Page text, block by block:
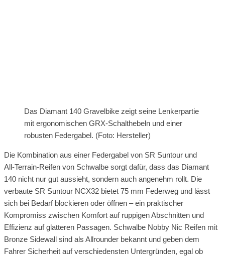
Das Diamant 140 Gravelbike zeigt seine Lenkerpartie
mit ergonomischen GRX-Schalthebeln und einer
robusten Federgabel. (Foto: Hersteller)
Die Kombination aus einer Federgabel von SR Suntour und
All‑Terrain‑Reifen von Schwalbe sorgt dafür, dass das Diamant
140 nicht nur gut aussieht, sondern auch angenehm rollt. Die
verbaute SR Suntour NCX32 bietet 75 mm Federweg und lässt
sich bei Bedarf blockieren oder öffnen – ein praktischer
Kompromiss zwischen Komfort auf ruppigen Abschnitten und
Effizienz auf glatteren Passagen. Schwalbe Nobby Nic Reifen mit
Bronze Sidewall sind als Allrounder bekannt und geben dem
Fahrer Sicherheit auf verschiedensten Untergründen, egal ob